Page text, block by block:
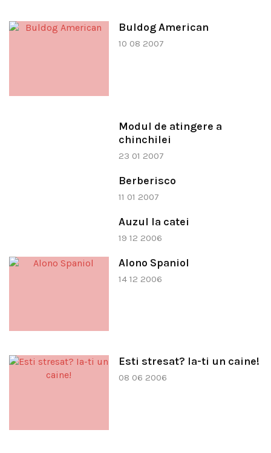
Buldog American
10 08 2007
Modul de atingere a
chinchilei
23 01 2007
Berberisco
11 01 2007
Auzul la catei
19 12 2006
Alono Spaniol
14 12 2006
Esti stresat? Ia-ti un caine!
08 06 2006